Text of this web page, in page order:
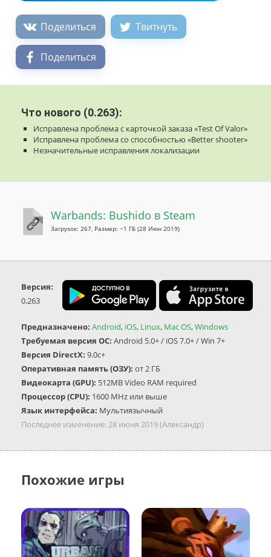
Поделиться Твитнуть
Поделиться
Что нового (0.263):
Исправлена ​​проблема с карточкой заказа «Test Of Valor»
Исправлена проблема со способностью «Better shooter»
Незначительные исправления локализации
Warbands: Bushido в Steam
Загрузок: 267, Размер: ~1 ГБ (28 Июн 2019)
Версия:
0.263
Предназначено: Android, iOS, Linux, Mac OS,Windows
Требуемая версия ОС: Android 5.0+ / iOS 7.0+ / Win 7+
Версия DirectX: 9.0c+
Оперативная память (ОЗУ): от 2 ГБ
Видеокарта (GPU): 512MB Video RAM required
Процессор (CPU): 1600 MHz или выше
Язык интерфейса: Мультиязычный
Последнее изменение:28 июня 2019(Александр)
Похожие игры